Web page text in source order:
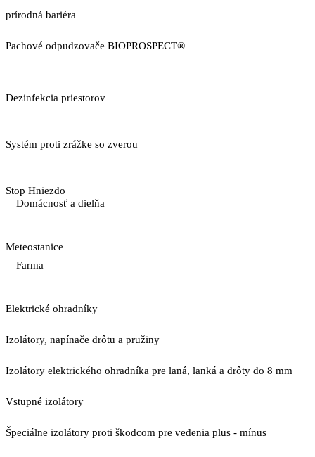
prírodná bariéra
Pachové odpudzovače BIOPROSPECT®
Dezinfekcia priestorov
Systém proti zrážke so zverou
Stop Hniezdo
Domácnosť a dielňa
Meteostanice
Farma
Elektrické ohradníky
Izolátory, napínače drôtu a pružiny
Izolátory elektrického ohradníka pre laná, lanká a drôty do 8 mm
Vstupné izolátory
Špeciálne izolátory proti škodcom pre vedenia plus - mínus